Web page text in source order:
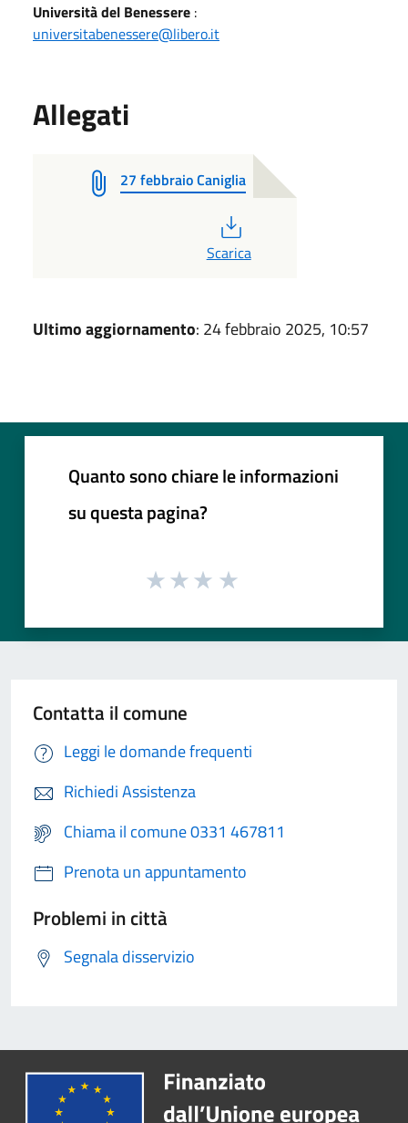
Università del Benessere :
universitabenessere@libero.it
Allegati
27 febbraio Caniglia
Scarica
Ultimo aggiornamento: 24 febbraio 2025, 10:57
Quanto sono chiare le informazioni
su questa pagina?
Contatta il comune
Leggi le domande frequenti
Richiedi Assistenza
Chiama il comune 0331 467811
Prenota un appuntamento
Problemi in città
Segnala disservizio